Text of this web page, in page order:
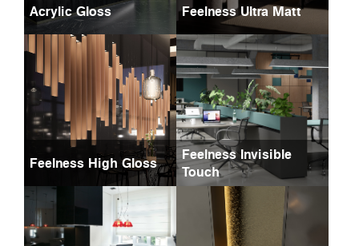
Acrylic Gloss Feelness Ultra Matt
Feelness High Gloss
Feelness Invisible
Touch